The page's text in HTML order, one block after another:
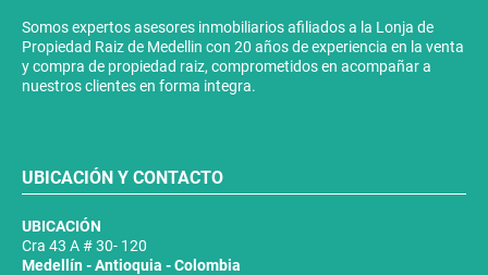
Somos expertos asesores inmobiliarios afiliados a la Lonja de
Propiedad Raiz de Medellin con 20 años de experiencia en la venta
y compra de propiedad raiz, comprometidos en acompañar a
nuestros clientes en forma integra.
UBICACIÓN Y CONTACTO
UBICACIÓN
Cra 43 A # 30- 120
Medellín - Antioquia - Colombia